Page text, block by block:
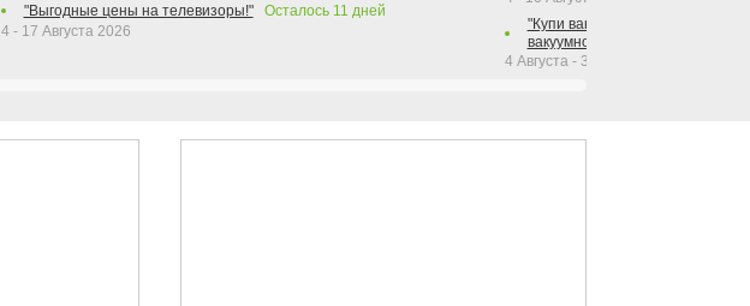
"Выгодные цены на телевизоры!"
Осталось 11 дней
4 - 17 Августа 2026
"Купи вакуумный упаковщик +
вакуумного упаковщика =
4 Августа - 30 Сентября 2026